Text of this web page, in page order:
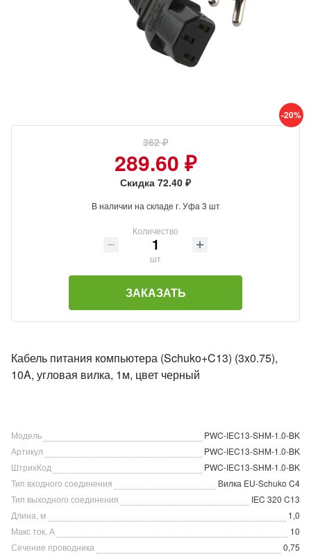
-20%
362 ₽
289.60 ₽
Скидка 72.40 ₽
В наличии на складе г. Уфа 3 шт
Количество
шт
ЗАКАЗАТЬ
Кабель питания компьютера (Schuko+C13) (3x0.75),
10A, угловая вилка, 1м, цвет черный
Модель
PWC-IEC13-SHM-1.0-BK
Артикул
PWC-IEC13-SHM-1.0-BK
ШтрихКод
PWC-IEC13-SHM-1.0-BK
Тип входного соединения
Вилка EU-Schuko C4
Тип выходного соединения
IEC 320 C13
Длина, м
1,0
Макс ток, А
10
Сечение проводника
0,75